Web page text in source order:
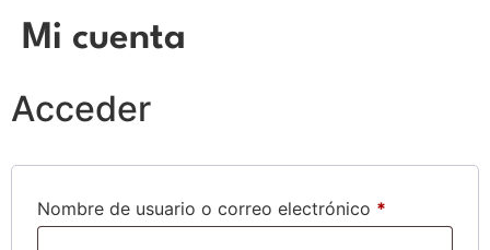
Mi cuenta
Acceder
Nombre de usuario o correo electrónico *